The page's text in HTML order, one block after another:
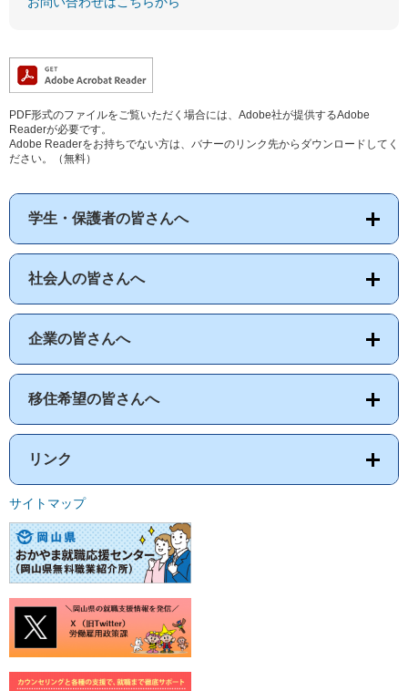
PDF形式のファイルをご覧いただく場合には、Adobe社が提供するAdobe
Readerが必要です。
Adobe Readerをお持ちでない方は、バナーのリンク先からダウンロードしてく
ださい。（無料）
学生・保護者の皆さんへ
社会人の皆さんへ
企業の皆さんへ
移住希望の皆さんへ
リンク
サイトマップ